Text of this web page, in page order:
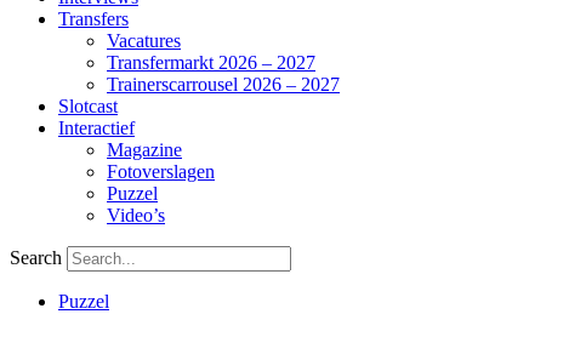
Transfers
Vacatures
Transfermarkt 2026 – 2027
Trainerscarrousel 2026 – 2027
Slotcast
Interactief
Magazine
Fotoverslagen
Puzzel
Video’s
Search
Puzzel